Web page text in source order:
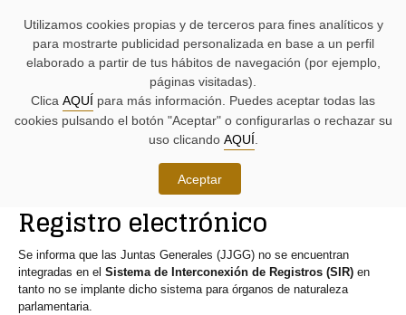
NAVEGACIÓN:
contenido.
parlamentaria.
parlamentarias.
MENÚS
PRINCIPAL
Servicios administrativos
ACCESO
PÁGINA
ACTUAL
CONTENIDO
PRINCIPAL
DE
LA
PÁGINA
Registro electrónico
Se informa que las Juntas Generales (JJGG) no se encuentran
integradas en el Sistema de Interconexión de Registros (SIR) en
tanto no se implante dicho sistema para órganos de naturaleza
parlamentaria.
Utilizamos cookies propias y de terceros para fines analíticos y
para mostrarte publicidad personalizada en base a un perfil
elaborado a partir de tus hábitos de navegación (por ejemplo,
páginas visitadas).
Clica AQUÍ para más información. Puedes aceptar todas las
cookies pulsando el botón "Aceptar" o configurarlas o rechazar su
uso clicando AQUÍ
Aceptar